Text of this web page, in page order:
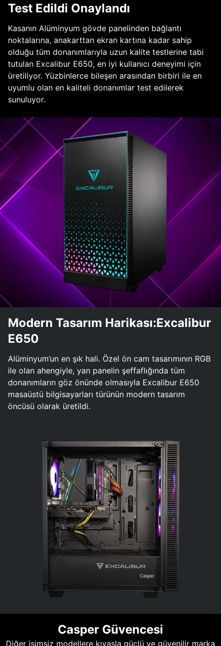
Test Edildi Onaylandı
Kasanın Alüminyum gövde panelinden bağlantı
noktalarına, anakarttan ekran kartına kadar sahip
olduğu tüm donanımlarıyla uzun kalite testlerine tabi
tutulan Excalibur E650, en iyi kullanıcı deneyimi için
üretiliyor. Yüzbinlerce bileşen arasından birbiri ile en
uyumlu olan en kaliteli donanımlar test edilerek
sunuluyor.
Modern Tasarım Harikası:Excalibur
E650
Alüminyum’un en şık hali. Özel ön cam tasarımının RGB
ile olan ahengiyle, yan panelin şeffaflığında tüm
donanımların göz önünde olmasıyla Excalibur E650
masaüstü bilgisayarları türünün modern tasarım
öncüsü olarak üretildi.
Casper Güvencesi
Diğer isimsiz modellere kıyasla güçlü ve güvenilir marka